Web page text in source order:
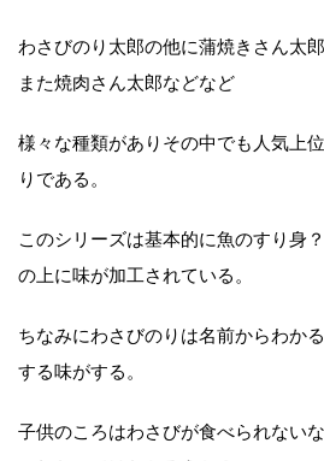
わさびのり太郎の他に蒲焼きさん太
また焼肉さん太郎などなど
様々な種類がありその中でも人気上
りである。
このシリーズは基本的に魚のすり身
の上に味が加工されている。
ちなみにわさびのりは名前からわか
する味がする。
子供のころはわさびが食べられない